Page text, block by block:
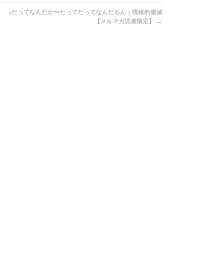
♪だってなんだか〜だってだってなんだもん｜情緒的価値
【メルマガ読者限定】
→